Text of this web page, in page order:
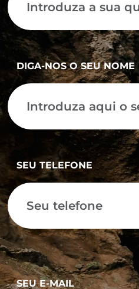
DIGA-NOS O SEU NOME
SEU TELEFONE
SEU E-MAIL